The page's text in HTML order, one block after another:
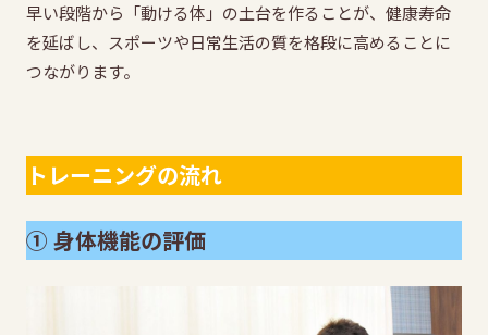
早い段階から「動ける体」の土台を作ることが、健康寿命
を延ばし、スポーツや日常生活の質を格段に高めることに
つながります。
トレーニングの流れ
① 身体機能の評価